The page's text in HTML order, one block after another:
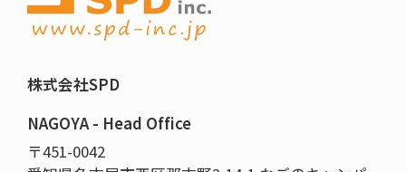
株式会社SPD
NAGOYA - Head Office
〒451-0042